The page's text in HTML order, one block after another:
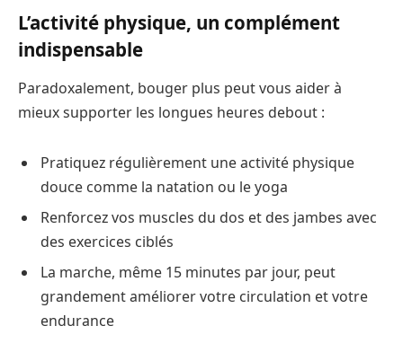
L’activité physique, un complément
indispensable
Paradoxalement, bouger plus peut vous aider à
mieux supporter les longues heures debout :
Pratiquez régulièrement une activité physique
douce comme la natation ou le yoga
Renforcez vos muscles du dos et des jambes avec
des exercices ciblés
La marche, même 15 minutes par jour, peut
grandement améliorer votre circulation et votre
endurance